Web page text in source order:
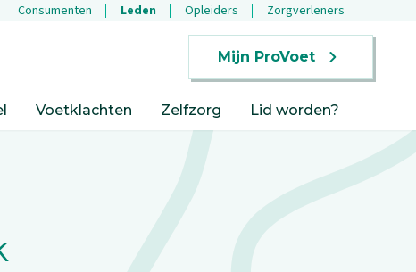
Consumenten Leden Opleiders Zorgverleners
Mijn ProVoet
Voetklachten Zelfzorg Lid worden?